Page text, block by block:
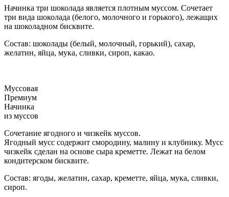
Начинка три шоколада является плотным муссом. Сочетает
три вида шоколада (белого, молочного и горького), лежащих
на шоколадном бисквите.
Состав: шоколады (белый, молочный, горький), сахар,
желатин, яйца, мука, сливки, сироп, какао.
Муссовая
Премиум
Начинка
из муссов
Сочетание ягодного и чизкейк муссов.
Ягодный мусс содержит смородину, малину и клубнику. Мусс
чизкейк сделан на основе сыра креметте. Лежат на белом
кондитерском бисквите.
Состав: ягоды, желатин, сахар, креметте, яйца, мука, сливки,
сироп.